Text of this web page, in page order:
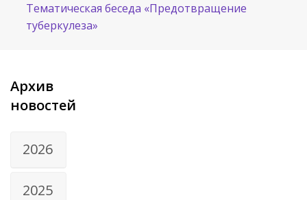
Тематическая беседа «Предотвращение
туберкулеза»
Архив
новостей
2026
2025